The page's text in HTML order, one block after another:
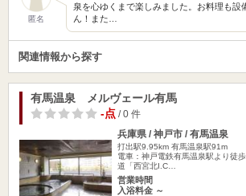
匿名
泉を心ゆくまで楽しみました。お料理も設
ん！また…
関連情報から探す
有馬温泉 メルヴェール有馬
-点/ 0 件
兵庫県 / 神戸市 / 有馬温泉
打出駅9.95km 有馬温泉駅91m
電車：神戸電鉄有馬温泉駅より徒
道「西宮北I.C…
営業時間
入浴料金 ～